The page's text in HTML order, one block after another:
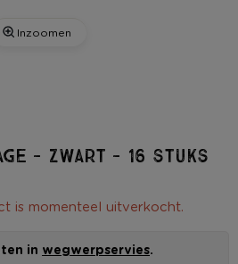
Inzoomen
- zwart - 16 stuks
is momenteel uitverkocht.
in wegwerpservies.